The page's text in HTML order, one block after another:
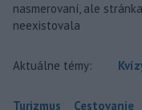
nasmerovaní, ale
neexistovala
Aktuálne témy:
Turizmus Cestovanie